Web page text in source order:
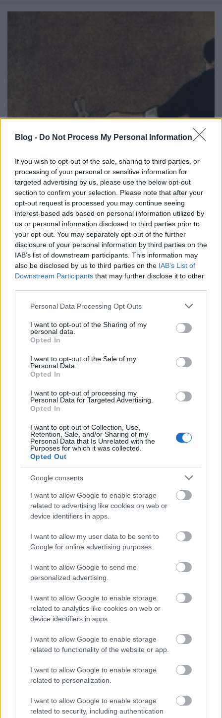
Blog - Do Not Process My Personal Information
If you wish to opt-out of the sale, sharing to third parties, or
processing of your personal or sensitive information for
targeted advertising by us, please use the below opt-out
section to confirm your selection. Please note that after your
opt-out request is processed you may continue seeing
interest-based ads based on personal information utilized by
us or personal information disclosed to third parties prior to
your opt-out. You may separately opt-out of the further
disclosure of your personal information by third parties on the
IAB’s list of downstream participants. This information may
also be disclosed by us to third parties on the IAB’s List of
Downstream Participants that may further disclose it to other
Please note that this website/app uses one or more Google
not limited to your visit or usage behaviour. You may click to
grant or deny consent to Google and its third-party tags to
use your data for below specified purposes in below Google
consent section.
Personal Data Processing Opt Outs
I want to opt-out of the Sharing of my
personal data.
Opted In
I want to opt-out of the Sale of my
Personal Data.
Opted In
I want to opt-out of processing my
Personal Data for Targeted Advertising.
Opted In
I want to opt-out of Collection, Use,
Retention, Sale, and/or Sharing of my
Personal Data that Is Unrelated with the
Purposes for which it was collected.
Opted Out
Google consents
I want to allow Google to enable storage
related to advertising like cookies on web or
device identifiers in apps.
I want to allow my user data to be sent to
Google for online advertising purposes.
I want to allow Google to send me
personalized advertising.
I want to allow Google to enable storage
related to analytics like cookies on web or
device identifiers in apps.
I want to allow Google to enable storage
related to functionality of the website or app.
I want to allow Google to enable storage
related to personalization.
I want to allow Google to enable storage
related to security, including authentication
Paul Daniels a "Szombat esti lázban"
Kelle Botond •2010. november 29.
Ugyan nem szigorúan vett bűvészkedés, de
gondoltam lemegyek kicsit bulvárba. Paul Daniels
72 évesen elvállalta a Strictly Come Dancing (a
Szombat esti láz eredetije) műsorban való
szereplést. A zsűri minden egyes adásban darabokra
szedte, de a nézők többször megmentették…
You'll like this, not a lot... - Best of
the Paul Daniels Magic Show
Kelle Botond•2009. február 22.
Tessék a play ikonra kattintani és szép nyugodtan
hátradőlni, a következő egy óra előadója: Paul
A bűvészet története - Mikromágia
mikromágiáról, amiben többek között az alábbi
sztárok szólalnak meg: Jason Latimer, Penn and